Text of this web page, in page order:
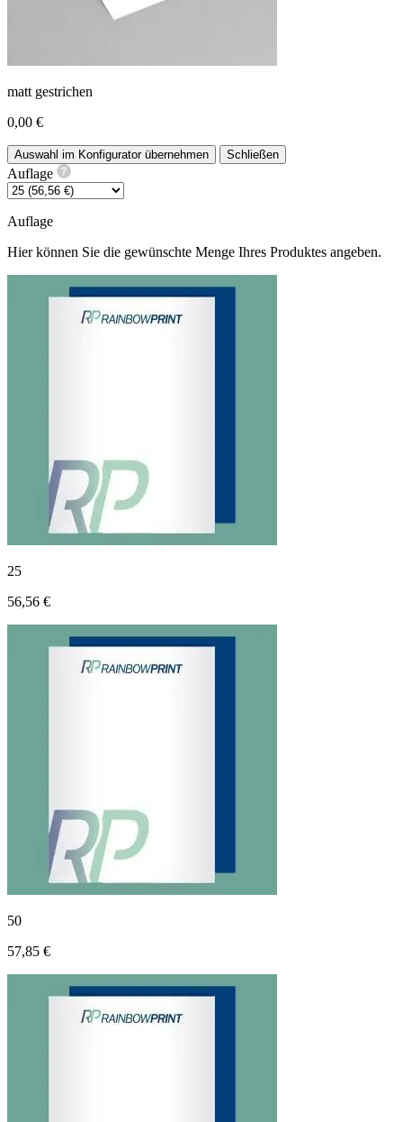
matt gestrichen
0,00 €
Auswahl im Konfigurator übernehmen Schließen
Auflage
Auflage
Hier können Sie die gewünschte Menge Ihres Produktes angeben.
25
56,56 €
50
57,85 €